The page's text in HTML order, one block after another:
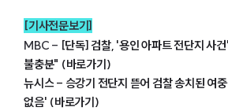
고객후기
업무분야
[기사전문보기]
MBC - [단독] 검찰, '용인 아파트 전단지 사
불충분" (바로가기)
뉴시스 - 승강기 전단지 뜯어 검찰 송치된 여
없음' (바로가기)